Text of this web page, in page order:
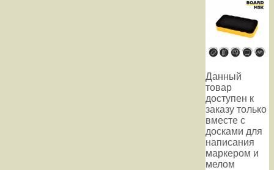
Данный
товар
доступен к
заказу только
вместе с
досками для
написания
маркером и
мелом